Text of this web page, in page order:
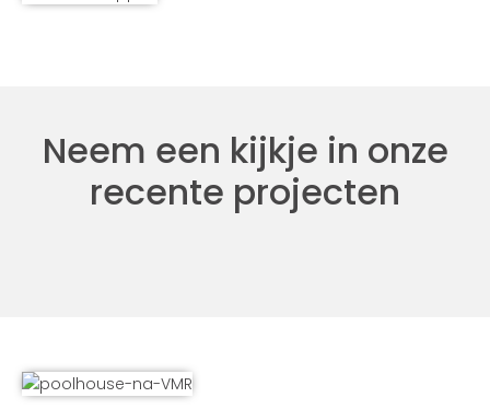
Neem een kijkje in onze
recente projecten